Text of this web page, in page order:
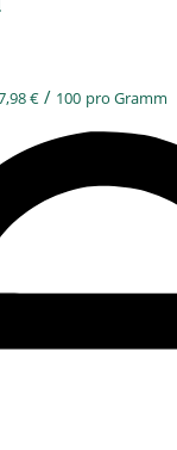
€ / 100 pro Gramm